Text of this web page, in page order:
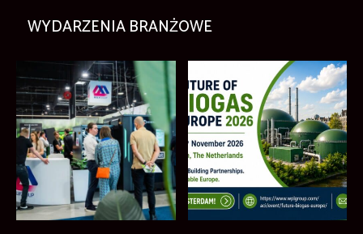
WYDARZENIA BRANŻOWE